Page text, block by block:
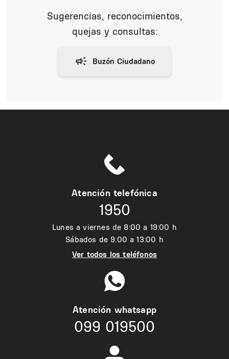
Sugerencias, reconocimientos,
quejas y consultas:
Atención telefónica
1950
Lunes a viernes de 8:00 a 19:00 h
Sábados de 9:00 a 13:00 h
Ver todos los teléfonos
Atención whatsapp
099 019500